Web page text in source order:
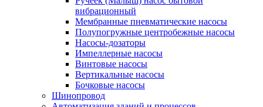
вибрационный
Мембранные пневматические насосы
Полупогружные центробежные насосы
Насосы-дозаторы
Импеллерные насосы
Винтовые насосы
Вертикальные насосы
Бочковые насосы
Шинопровод